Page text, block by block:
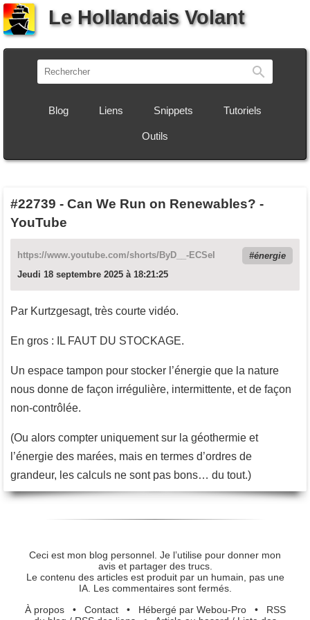
Le Hollandais Volant
Blog Liens Snippets Tutoriels
Outils
#22739 - Can We Run on Renewables? -
YouTube
https://www.youtube.com/shorts/ByD__-ECSeI
énergie
Jeudi 18 septembre 2025 à 18:21:25
Par Kurtzgesagt, très courte vidéo.
En gros : IL FAUT DU STOCKAGE.
Un espace tampon pour stocker l’énergie que la nature
nous donne de façon irrégulière, intermittente, et de façon
non-contrôlée.
(Ou alors compter uniquement sur la géothermie et
l’énergie des marées, mais en termes d’ordres de
grandeur, les calculs ne sont pas bons… du tout.)
Ceci est mon blog personnel. Je l’utilise pour donner mon
avis et partager des trucs.
Le contenu des articles est produit par un humain, pas une
IA. Les commentaires sont fermés.
À propos• Contact• Hébergé par Webou-Pro• RSS